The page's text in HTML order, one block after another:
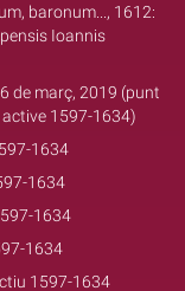
baronum..., 1612:
Ioannis
de març, 2019 (punt
d'accés: Traudt, Johann,‏ ‎active 1597-1634‏)
1634
1634
1634
1634
1597-1634